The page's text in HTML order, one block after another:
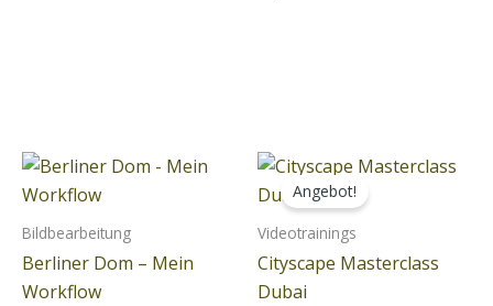
Bildbearbeitung
Berliner Dom – Mein
Workflow
Angebot!
Videotrainings
Cityscape Masterclass
Dubai
Ursprünglicher
Preis
war:
Aktueller
Preis